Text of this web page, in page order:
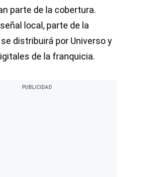
parte de la cobertura.
local, parte de la
distribuirá por Universo y
de la franquicia.